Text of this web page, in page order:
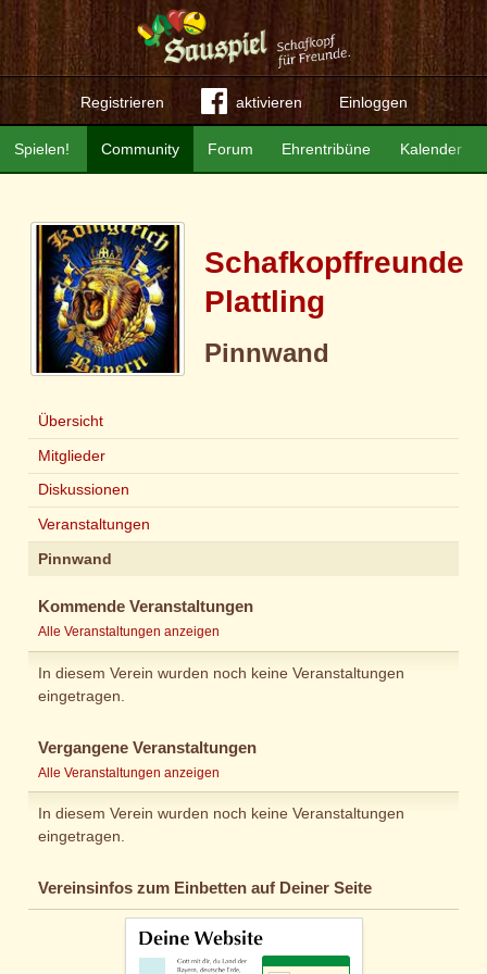
Registrieren aktivieren Einloggen
Community Forum Ehrentribüne Kalender
Spielen!
Schafkopffreunde
Plattling
Pinnwand
Übersicht
Mitglieder
Diskussionen
Veranstaltungen
Pinnwand
Kommende Veranstaltungen
Alle Veranstaltungen anzeigen
In diesem Verein wurden noch keine Veranstaltungen
eingetragen.
Vergangene Veranstaltungen
Alle Veranstaltungen anzeigen
In diesem Verein wurden noch keine Veranstaltungen
eingetragen.
Vereinsinfos zum Einbetten auf Deiner Seite